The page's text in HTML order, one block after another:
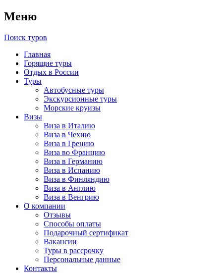
Меню
Поиск туров
Главная
Горящие туры
Отдых в России
Туры
Автобусные туры
Экскурсионные туры
Морские круизы
Визы
Виза в Италию
Виза в Чехию
Виза в Грецию
Виза во Францию
Виза в Германию
Виза в Испанию
Виза в Финляндию
Виза в Англию
Виза в Венгрию
О компании
Отзывы
Способы оплаты
Подарочный сертификат
Вакансии
Туры в рассрочку
Персональные данные
Контакты